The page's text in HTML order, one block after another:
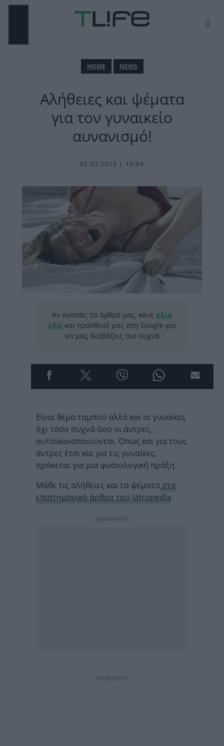
Μετάβαση
ΗΟΜΕ NEWS
Αλήθειες και ψέματα
για τον γυναικείο
αυνανισμό!
02.02.2015 | 15:06
Αν αγαπάς τα άρθρα μας, κάνε κλικ
εδώ και πρόσθεσέ μας στη Google για
να μας διαβάζεις πιο συχνά
Eίναι θέμα ταμπού αλλά και οι γυναίκες
όχι τόσο συχνά όσο οι άντρες,
αυτοϊκανοποιούνται. Όπως και για τους
άντρες έτσι και για τις γυναίκες,
πρόκεται για μια φυσιολογική πράξη.
Μάθε τις αλήθειες και τα ψέματα στο
επιστημονικό άρθρο του iatropedia
ΔΙΑΦΗΜΙΣΗ
ΔΙΑΦΗΜΙΣΗ